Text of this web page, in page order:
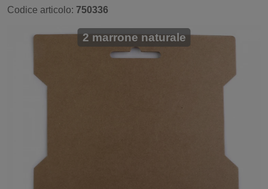
Codice articolo: 750336
2 marrone naturale